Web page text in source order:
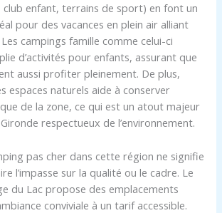
club enfant, terrains de sport) en font un
pour des vacances en plein air alliant
campings famille comme celui-ci
d’activités pour enfants, assurant que
aussi profiter pleinement. De plus,
espaces naturels aide à conserver
de la zone, ce qui est un atout majeur
respectueux de l’environnement.
pas cher dans cette région ne signifie
l’impasse sur la qualité ou le cadre. Le
du Lac propose des emplacements
conviviale à un tarif accessible.